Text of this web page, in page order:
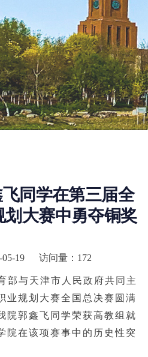
同学在第三届全
划大赛中勇夺铜奖
05-19 访问量： 172
部与天津市人民政府共同主
业规划大赛全国总决赛圆满
院郭鑫飞同学荣获高教组就
院在该项赛事中的历史性突